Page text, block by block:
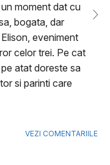
moment dat cu
bogata, dar
eveniment
celor trei. Pe cat
atat doreste sa
si parinti care
VEZI COMENTARIILE